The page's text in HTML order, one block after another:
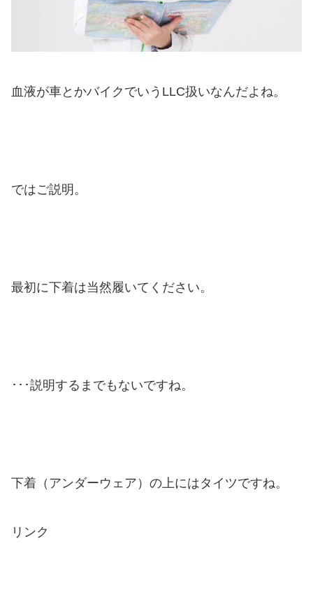
血液が車とかバイクでいうLLC扱いなんだよね。
ではご説明。
最初に下着は当然履いてください。
･･･説明するまでもないですね。
下着（アンダーウェア）の上にはタイツですね。
リンク